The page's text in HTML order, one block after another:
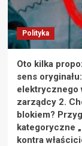
Polityka
Oto kilka
sens
elektrycznego
zarządcy 2.
blokiem?
kategoryczne
kontra